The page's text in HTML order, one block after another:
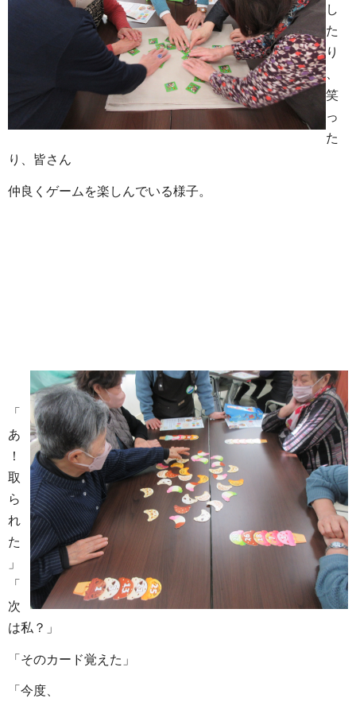
し
た
り
、
笑
っ
た
り、皆さん
仲良くゲームを楽しんでいる様子。
「
あ
！
取
ら
れ
た
」
「
次
は私？」
「そのカード覚えた」
「今度、